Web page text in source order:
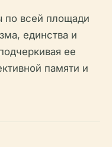
по всей площади
единства и
ее
памяти и